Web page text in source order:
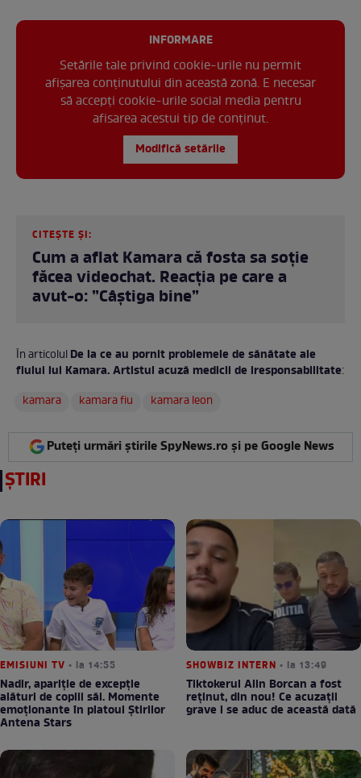
INFORMARE
Setările tale privind cookie-urile nu permit
afișarea conținutului din această zonă. E necesar
să accepți cookie-urile social media pentru
afisarea acestui tip de conținut.
Modifică setările
CITEȘTE ȘI:
Cum a aflat Kamara că fosta sa soție
făcea videochat. Reacția pe care a
avut-o: ”Câștiga bine”
În articolulDe la ce au pornit problemele de sănătate ale
fiului lui Kamara. Artistul acuză medicii de iresponsabilitate:
kamara
kamara fiu kamara leon
Puteți urmări știrile SpyNews.ro și pe Google News
ȘTIRI
EMISIUNI TV • la 14:55
Nadir, apariție de excepție
alături de copiii săi. Momente
emoționante în platoul Știrilor
Antena Stars
SHOWBIZ INTERN • la 13:49
Tiktokerul Alin Borcan a fost
reținut, din nou! Ce acuzații
grave i se aduc de această dată